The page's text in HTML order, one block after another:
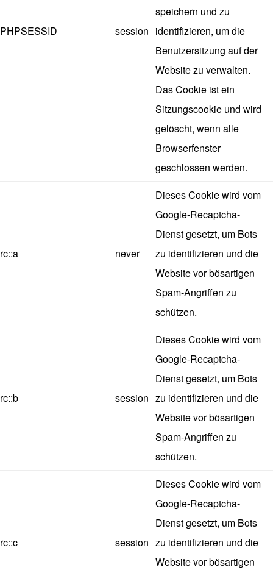
PHPSESSID session
speichern und zu
identifizieren, um die
Benutzersitzung auf der
Website zu verwalten.
Das Cookie ist ein
Sitzungscookie und wird
gelöscht, wenn alle
Browserfenster
geschlossen werden.
rc::a never
Dieses Cookie wird vom
Google-Recaptcha-
Dienst gesetzt, um Bots
zu identifizieren und die
Website vor bösartigen
Spam-Angriffen zu
schützen.
rc::b session
Dieses Cookie wird vom
Google-Recaptcha-
Dienst gesetzt, um Bots
zu identifizieren und die
Website vor bösartigen
Spam-Angriffen zu
schützen.
rc::c session
Dieses Cookie wird vom
Google-Recaptcha-
Dienst gesetzt, um Bots
zu identifizieren und die
Website vor bösartigen